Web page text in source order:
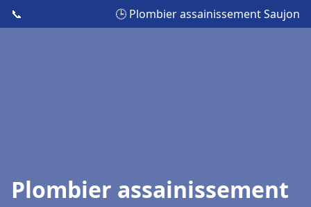
📞 🕒 Plombier assainissement Saujon
Plombier assainissement